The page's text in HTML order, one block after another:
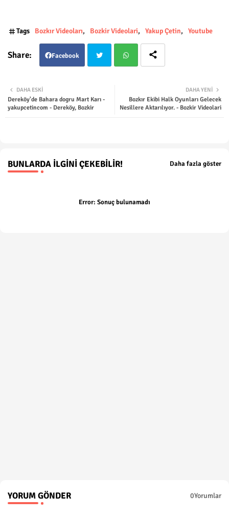
Tags Bozkır Videoları Bozkir Videolari Yakup Çetin Youtube
Facebook
ter tsap
DAHA YENI
Bozkır Ekibi Halk Oyunları Gelecek
Nesillere Aktarılıyor. - Bozkir Videolari
DAHA ESKI
Dereköy'de Bahara dogru Mart Karı -
yakupcetincom - Dereköy, Bozkir
BUNLARDA İLGINI ÇEKEBILIR! Daha fazla göster
Error: Sonuç bulunamadı
YORUM GÖNDER 0Yorumlar